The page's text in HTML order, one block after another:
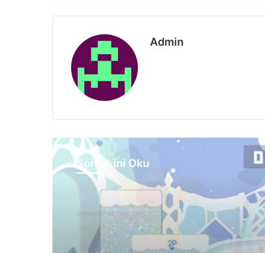
Admin
Sonrakini Oku
Sistem Gereksinimleri
5 Ağustos 2026